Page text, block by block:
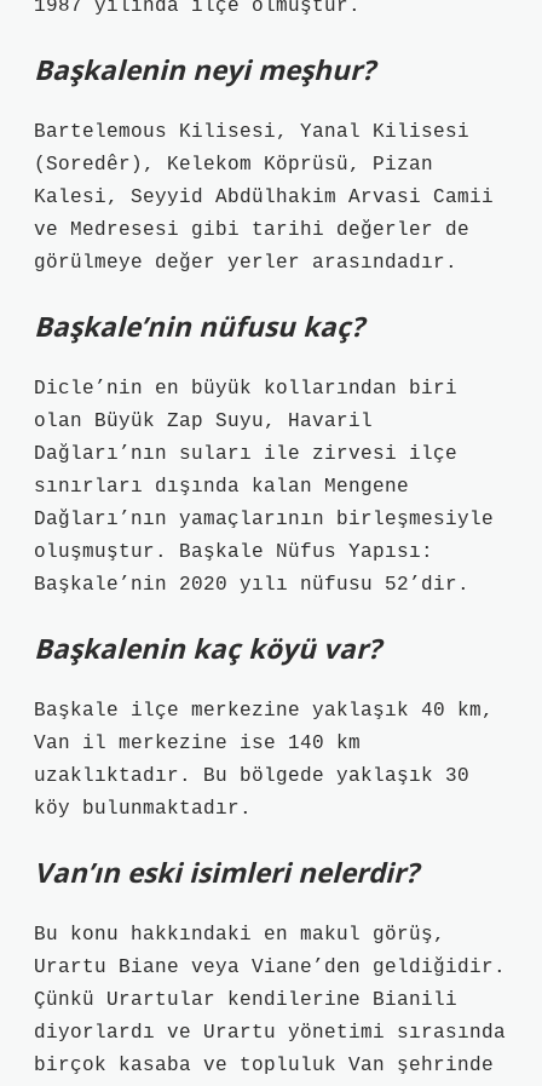
1987 yılında ilçe olmuştur.
Başkalenin neyi meşhur?
Bartelemous Kilisesi, Yanal Kilisesi
(Soredêr), Kelekom Köprüsü, Pizan
Kalesi, Seyyid Abdülhakim Arvasi Camii
ve Medresesi gibi tarihi değerler de
görülmeye değer yerler arasındadır.
Başkale’nin nüfusu kaç?
Dicle’nin en büyük kollarından biri
olan Büyük Zap Suyu, Havaril
Dağları’nın suları ile zirvesi ilçe
sınırları dışında kalan Mengene
Dağları’nın yamaçlarının birleşmesiyle
oluşmuştur. Başkale Nüfus Yapısı:
Başkale’nin 2020 yılı nüfusu 52’dir.
Başkalenin kaç köyü var?
Başkale ilçe merkezine yaklaşık 40 km,
Van il merkezine ise 140 km
uzaklıktadır. Bu bölgede yaklaşık 30
köy bulunmaktadır.
Van’ın eski isimleri nelerdir?
Bu konu hakkındaki en makul görüş,
Urartu Biane veya Viane’den geldiğidir.
Çünkü Urartular kendilerine Bianili
diyorlardı ve Urartu yönetimi sırasında
birçok kasaba ve topluluk Van şehrinde